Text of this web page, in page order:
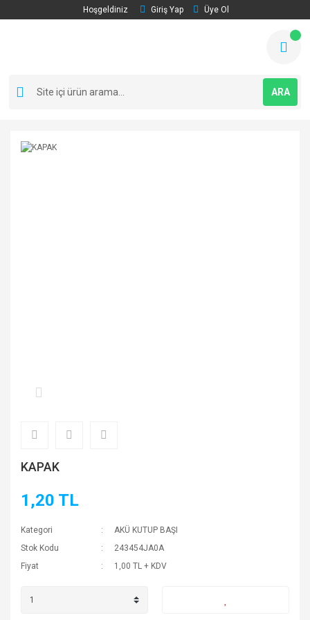
Hoşgeldiniz Giriş Yap Üye Ol
ARA
KAPAK
1,20 TL
Kategori
AKÜ KUTUP BAŞI
Stok Kodu
243454JA0A
Fiyat
1,00 TL + KDV